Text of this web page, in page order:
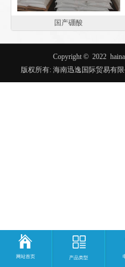
国产硼酸
Copyright © 2022
版权所有: 海南迅逸国际贸易有
网站首页 产品类型